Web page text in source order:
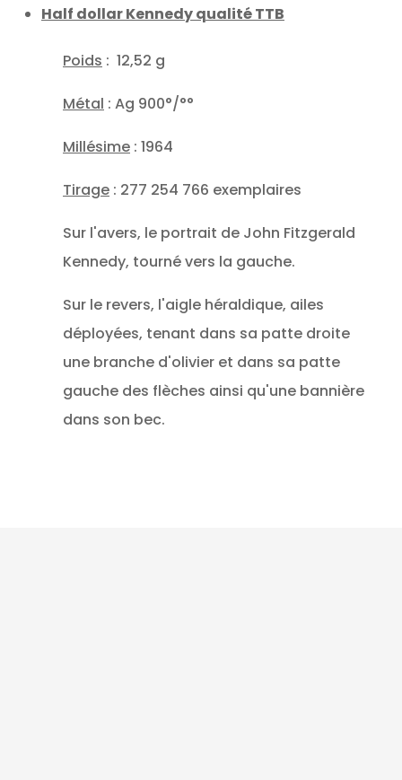
Half dollar Kennedy qualité TTB
Poids : 12,52 g
Métal : Ag 900°/°°
Millésime : 1964
Tirage : 277 254 766 exemplaires
Sur l'avers, le portrait de John Fitzgerald
Kennedy, tourné vers la gauche.
Sur le revers, l'aigle héraldique, ailes
déployées, tenant dans sa patte droite
une branche d'olivier et dans sa patte
gauche des flèches ainsi qu'une bannière
dans son bec.